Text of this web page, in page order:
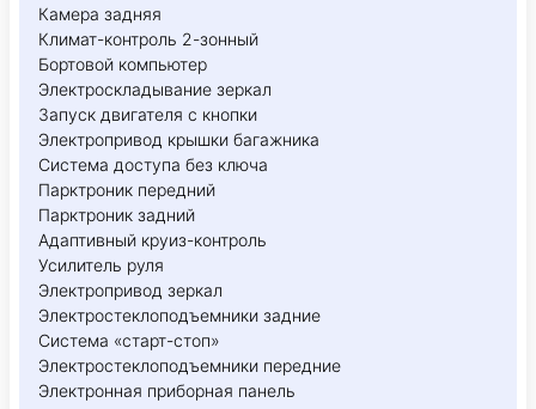
Камера задняя
Климат-контроль 2-зонный
Бортовой компьютер
Электроскладывание зеркал
Запуск двигателя с кнопки
Электропривод крышки багажника
Система доступа без ключа
Парктроник передний
Парктроник задний
Адаптивный круиз-контроль
Усилитель руля
Электропривод зеркал
Электростеклоподъемники задние
Система «старт-стоп»
Электростеклоподъемники передние
Электронная приборная панель